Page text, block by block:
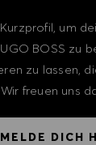
um
BOSS zu
zu lassen,
freuen uns
MELDE DICH